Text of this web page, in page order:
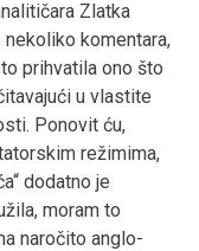
Zlatka
komentara,
prihvatila ono što
u vlastite
Ponovit ću,
režimima,
dodatno je
moram to
naročito anglo-